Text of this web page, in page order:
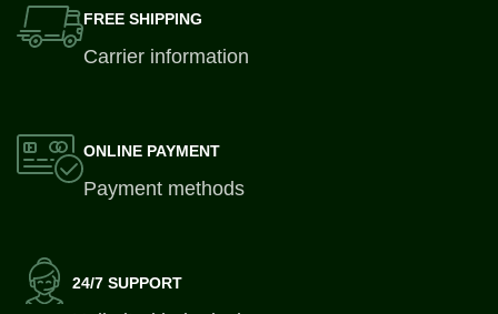
FREE SHIPPING
Carrier information
ONLINE PAYMENT
Payment methods
24/7 SUPPORT